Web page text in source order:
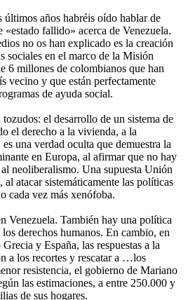
últimos años habréis oído hablar de
fallido» acerca de Venezuela.
no os han explicado es la creación
sociales en el marco de la Misión
6 millones de colombianos que han
vecino y que están perfectamente
de ayuda social.
el desarrollo de un sistema de
el derecho a la vivienda, a la
una verdad oculta que demuestra la
en Europa, al afirmar que no hay
neoliberalismo. Una supuesta Unión
atacar sistemáticamente las políticas
cada vez más xenófoba.
Venezuela. También hay una política
derechos humanos. En cambio, en
y España, las respuestas a la
a los recortes y rescatar a …los
resistencia, el gobierno de Mariano
las estimaciones, a entre 250.000 y
de sus hogares.